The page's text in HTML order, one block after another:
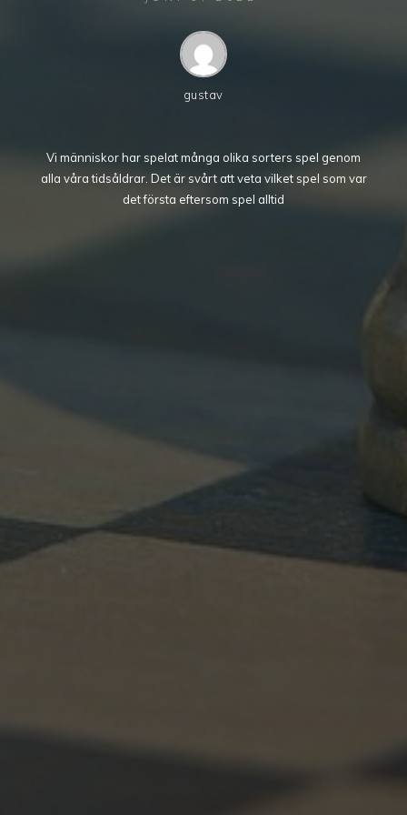
gustav
Vi människor har spelat många olika sorters spel genom
alla våra tidsåldrar. Det är svårt att veta vilket spel som var
det första eftersom spel alltid